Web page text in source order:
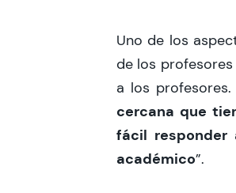
Uno de los
de los
a los
cercana que
fácil responder
académico”.